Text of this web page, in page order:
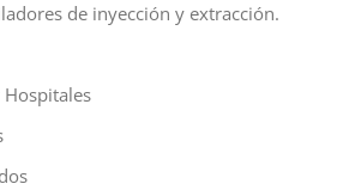
de inyección y extracción.